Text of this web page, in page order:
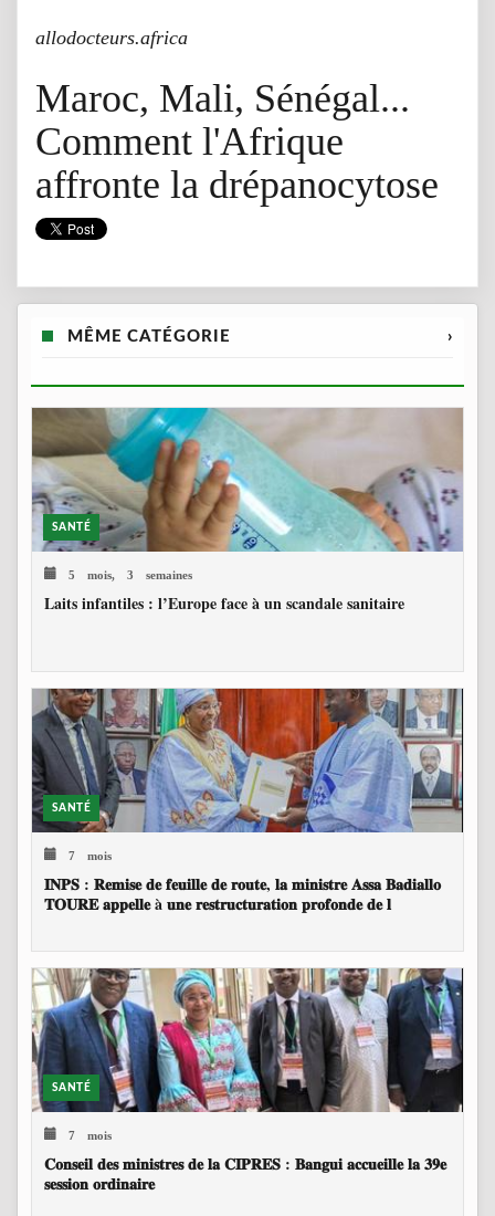
allodocteurs.africa
Maroc, Mali, Sénégal...
Comment l'Afrique
affronte la drépanocytose
MÊME CATÉGORIE ›
SANTÉ
5 mois, 3 semaines
Laits infantiles : l’Europe face à un scandale sanitaire
SANTÉ
7 mois
𝐈𝐍𝐏𝐒 : 𝐑𝐞𝐦𝐢𝐬𝐞 𝐝𝐞 𝐟𝐞𝐮𝐢𝐥𝐥𝐞 𝐝𝐞 𝐫𝐨𝐮𝐭𝐞, 𝐥𝐚 𝐦𝐢𝐧𝐢𝐬𝐭𝐫𝐞 𝐀𝐬𝐬𝐚 𝐁𝐚𝐝𝐢𝐚𝐥𝐥𝐨
𝐓𝐎𝐔𝐑𝐄 𝐚𝐩𝐩𝐞𝐥𝐥𝐞 à 𝐮𝐧𝐞 𝐫𝐞𝐬𝐭𝐫𝐮𝐜𝐭𝐮𝐫𝐚𝐭𝐢𝐨𝐧 𝐩𝐫𝐨𝐟𝐨𝐧𝐝𝐞 𝐝𝐞 𝐥
SANTÉ
7 mois
𝐂𝐨𝐧𝐬𝐞𝐢𝐥 𝐝𝐞𝐬 𝐦𝐢𝐧𝐢𝐬𝐭𝐫𝐞𝐬 𝐝𝐞 𝐥𝐚 𝐂𝐈𝐏𝐑𝐄𝐒 : 𝐁𝐚𝐧𝐠𝐮𝐢 𝐚𝐜𝐜𝐮𝐞𝐢𝐥𝐥𝐞 𝐥𝐚 𝟑𝟗𝐞
𝐬𝐞𝐬𝐬𝐢𝐨𝐧 𝐨𝐫𝐝𝐢𝐧𝐚𝐢𝐫𝐞